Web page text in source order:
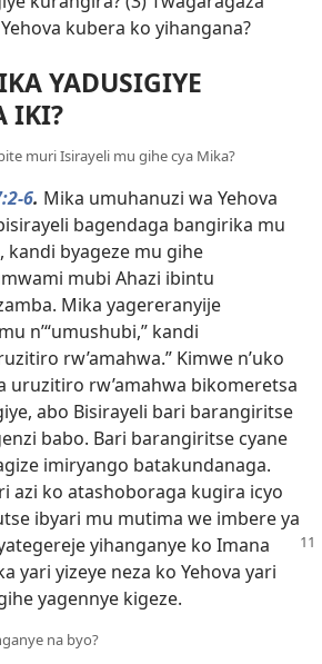
kubera ko yihangana?
YADUSIGIYE
IKI?
muri Isirayeli mu gihe cya Mika?
6. Mika umuhanuzi wa Yehova
bagendaga bangirika mu
kandi byageze mu gihe
mubi Ahazi ibintu
Mika yagereranyije
n’“umushubi,” kandi
rw’amahwa.” Kimwe n’uko
uruzitiro rw’amahwa bikomeretsa
abo Bisirayeli bari barangiritse
babo. Bari barangiritse cyane
imiryango batakundanaga.
azi ko atashoboraga kugira icyo
ibyari mu mutima we imbere ya
yihanganye ko Imana
yari yizeye neza ko Yehova yari
yagennye kigeze.
na byo?